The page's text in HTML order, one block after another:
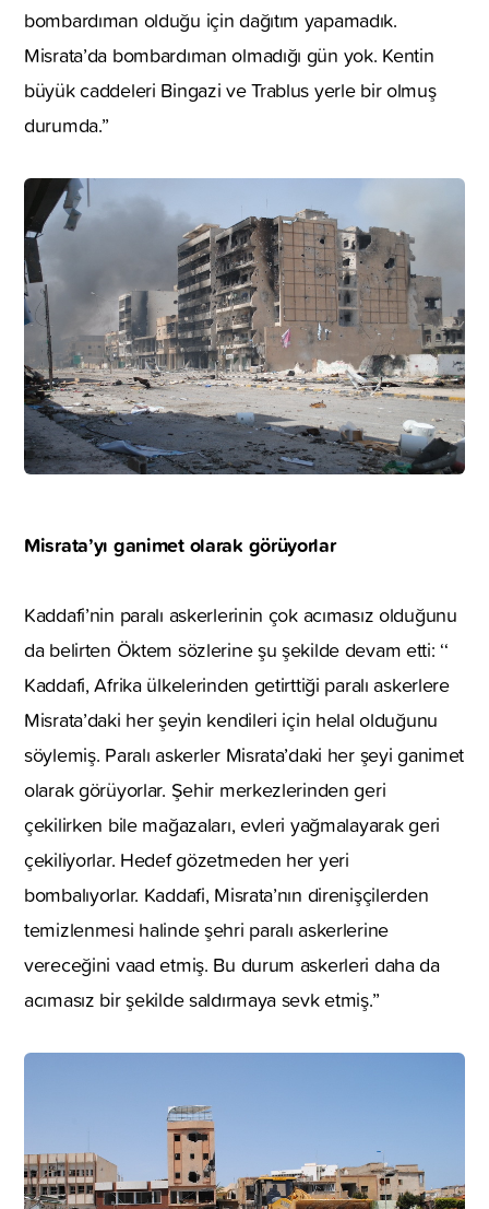
bombardıman olduğu için dağıtım yapamadık.
Misrata’da bombardıman olmadığı gün yok. Kentin
büyük caddeleri Bingazi ve Trablus yerle bir olmuş
durumda.’’
Misrata’yı ganimet olarak görüyorlar
Kaddafi’nin paralı askerlerinin çok acımasız olduğunu
da belirten Öktem sözlerine şu şekilde devam etti: ‘‘
Kaddafi, Afrika ülkelerinden getirttiği paralı askerlere
Misrata’daki her şeyin kendileri için helal olduğunu
söylemiş. Paralı askerler Misrata’daki her şeyi ganimet
olarak görüyorlar. Şehir merkezlerinden geri
çekilirken bile mağazaları, evleri yağmalayarak geri
çekiliyorlar. Hedef gözetmeden her yeri
bombalıyorlar. Kaddafi, Misrata’nın direnişçilerden
temizlenmesi halinde şehri paralı askerlerine
vereceğini vaad etmiş. Bu durum askerleri daha da
acımasız bir şekilde saldırmaya sevk etmiş.’’